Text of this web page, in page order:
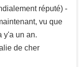
réputé) -
vu que
y'a un an.
de cher